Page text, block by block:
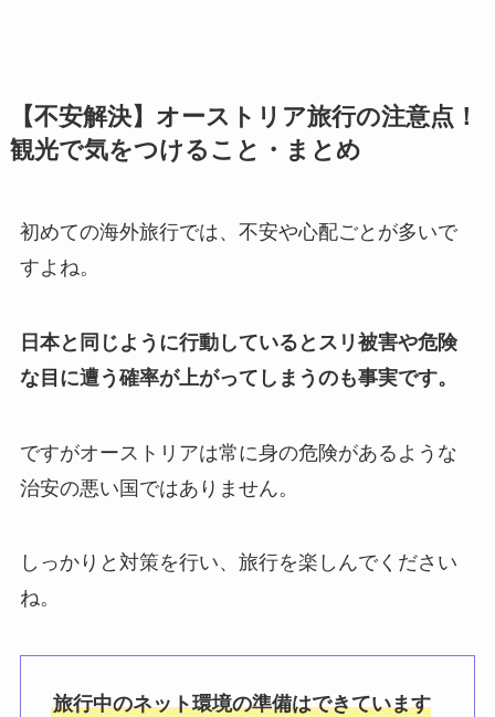
【不安解決】オーストリア旅行の注意点！
観光で気をつけること・まとめ
初めての海外旅行では、不安や心配ごとが多いで
すよね。
日本と同じように行動しているとスリ被害や危険
な目に遭う確率が上がってしまうのも事実です。
ですがオーストリアは常に身の危険があるような
治安の悪い国ではありません。
しっかりと対策を行い、旅行を楽しんでください
ね。
旅行中のネット環境の準備はできています